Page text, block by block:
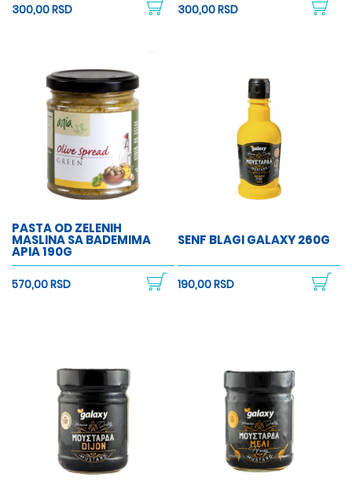
300,00 RSD 300,00 RSD
PASTA OD ZELENIH
MASLINA SA BADEMIMA
APIA 190G
570,00 RSD
SENF BLAGI GALAXY 260G
190,00 RSD